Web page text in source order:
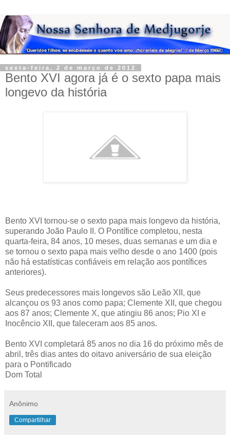
sexta-feira, 2 de março de 2012
Bento XVI agora já é o sexto papa mais
longevo da história
Bento XVI tornou-se o sexto papa mais longevo da história,
superando João Paulo II. O Pontífice completou, nesta
quarta-feira, 84 anos, 10 meses, duas semanas e um dia e
se tornou o sexto papa mais velho desde o ano 1400 (pois
não há estatísticas confiáveis em relação aos pontífices
anteriores).
Seus predecessores mais longevos são Leão XII, que
alcançou os 93 anos como papa; Clemente XII, que chegou
aos 87 anos; Clemente X, que atingiu 86 anos; Pio XI e
Inocêncio XII, que faleceram aos 85 anos.
Bento XVI completará 85 anos no dia 16 do próximo mês de
abril, três dias antes do oitavo aniversário de sua eleição
para o Pontificado
Dom Total
Anônimo
Compartilhar